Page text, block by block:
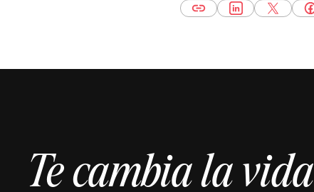
Te cambia la vida